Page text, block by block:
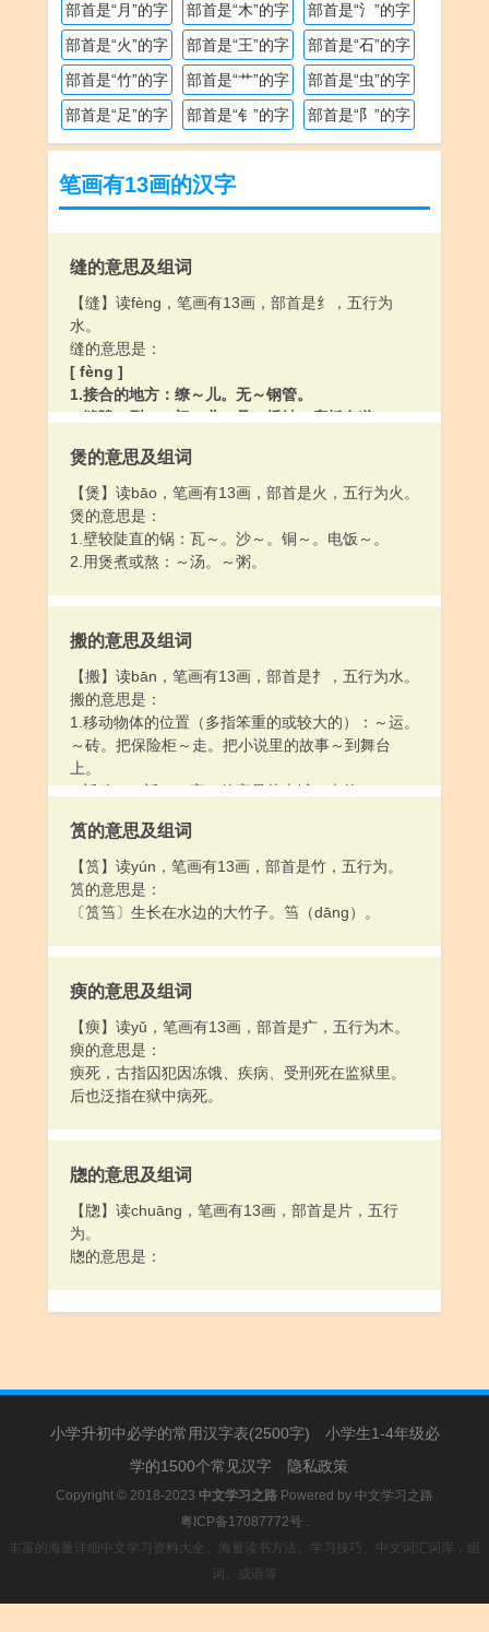
部首是“月”的字
部首是“木”的字
部首是“氵”的字
部首是“火”的字
部首是“王”的字
部首是“石”的字
部首是“竹”的字
部首是“艹”的字
部首是“虫”的字
部首是“足”的字
部首是“钅”的字 部首是“阝”的字
笔画有13画的汉字
缝的意思及组词
【缝】读fèng，笔画有13画，部首是纟，五行为
水。
缝的意思是：
[ fèng ]
1.接合的地方：缭～儿。无～钢管。
2.缝隙：裂～。门～儿。见～插针。床板有道～。
1.用针线将原来不在一起或开了口儿的东西连上：～
件衣裳。鞋开了绽要～上。动过手术，伤口刚～
好。
2.姓。
煲的意思及组词
【煲】读bāo，笔画有13画，部首是火，五行为火。
煲的意思是：
1.壁较陡直的锅：瓦～。沙～。铜～。电饭～。
2.用煲煮或熬：～汤。～粥。
搬的意思及组词
【搬】读bān，笔画有13画，部首是扌，五行为水。
搬的意思是：
1.移动物体的位置（多指笨重的或较大的）：～运。
～砖。把保险柜～走。把小说里的故事～到舞台
上。
2.迁移：～迁。～家。他家是从南城～来的。
筼的意思及组词
【筼】读yún，笔画有13画，部首是竹，五行为。
筼的意思是：
〔筼筜〕生长在水边的大竹子。筜（dāng）。
瘐的意思及组词
【瘐】读yǔ，笔画有13画，部首是疒，五行为木。
瘐的意思是：
瘐死，古指囚犯因冻饿、疾病、受刑死在监狱里。
后也泛指在狱中病死。
牎的意思及组词
【牎】读chuāng，笔画有13画，部首是片，五行
为。
牎的意思是：
小学升初中必学的常用汉字表(2500字)
小学生1-4年级必
学的1500个常见汉字
隐私政策
Copyright © 2018-2023 中文学习之路 Powered by 中文学习之路
粤ICP备17087772号 .
丰富的海量详细中文学习资料大全。海量读书方法、学习技巧、中文词汇词库，组
词、成语等